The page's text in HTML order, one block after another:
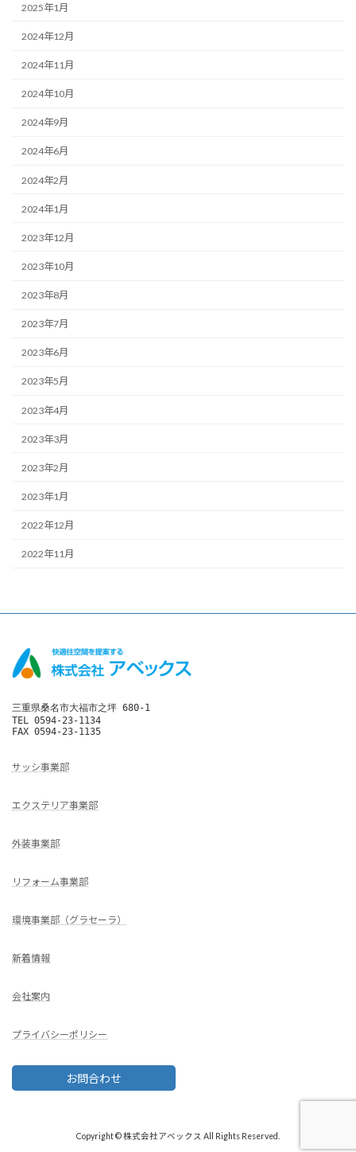
2025年1月
2024年12月
2024年11月
2024年10月
2024年9月
2024年6月
2024年2月
2024年1月
2023年12月
2023年10月
2023年8月
2023年7月
2023年6月
2023年5月
2023年4月
2023年3月
2023年2月
2023年1月
2022年12月
2022年11月
三重県桑名市大福市之坪 680-1
TEL 0594-23-1134
FAX 0594-23-1135
サッシ事業部
エクステリア事業部
外装事業部
リフォーム事業部
環境事業部（グラセーラ）
新着情報
会社案内
プライバシーポリシー
お問合わせ
Copyright © 株式会社アベックス All Rights Reserved.